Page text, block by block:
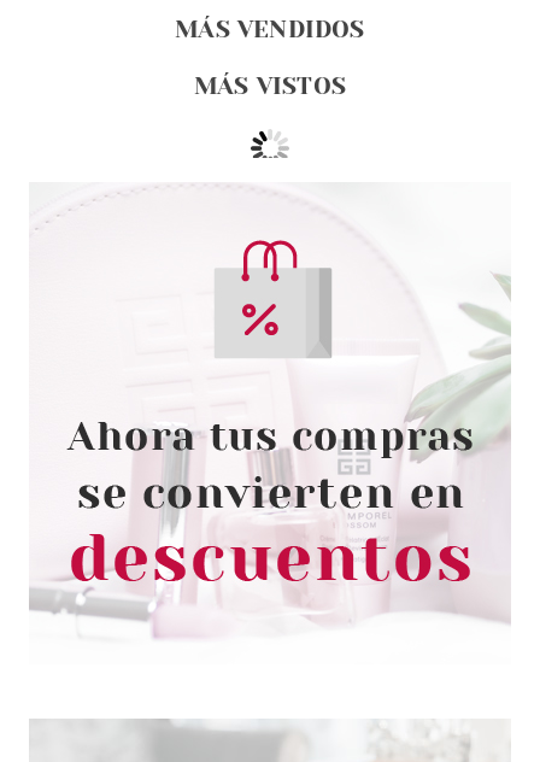
MÁS VENDIDOS
MÁS VISTOS
ESSENCE
ESSENCE PERFILADOR DE
LABIOS 07 CUTE PINK
Pvr 1.29€
-15%
desde
1.10€